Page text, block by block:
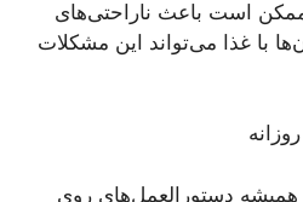
ممکن است باعث ناراحتی‌های
با غذا می‌تواند این مشکلات
همیشه دستورالعمل‌های روی